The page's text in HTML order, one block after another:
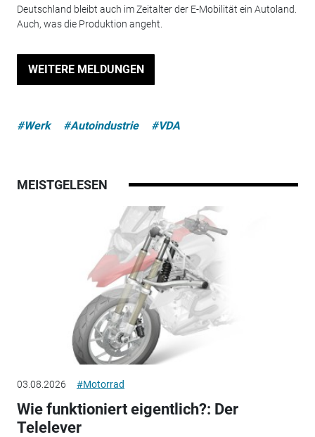
Deutschland bleibt auch im Zeitalter der E-Mobilität ein Autoland.
Auch, was die Produktion angeht.
WEITERE MELDUNGEN
#Werk #Autoindustrie #VDA
MEISTGELESEN
03.08.2026 #Motorrad
Wie funktioniert eigentlich?: Der
Telelever